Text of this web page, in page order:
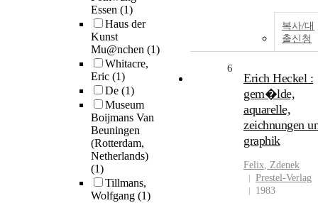
Essen (1)
Haus der
Kunst
Mu@nchen (1)
Whitacre,
Eric (1)
De (1)
Museum
Boijmans Van
Beuningen
(Rotterdam,
Netherlands)
(1)
Tillmans,
Wolfgang (1)
복사/대
출신청
6
Erich Heckel :
gem�lde,
aquarelle,
zeichnungen
graphik
Felix, Zdenek
Prestel-Verlag
1983